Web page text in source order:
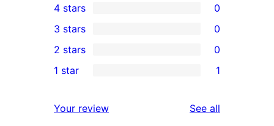
5-
star
review
4-
star
reviews
4 stars 0
0
3-
star
3 stars 0
2-
reviews
2 stars 0
star
1 star 1
Your review See all